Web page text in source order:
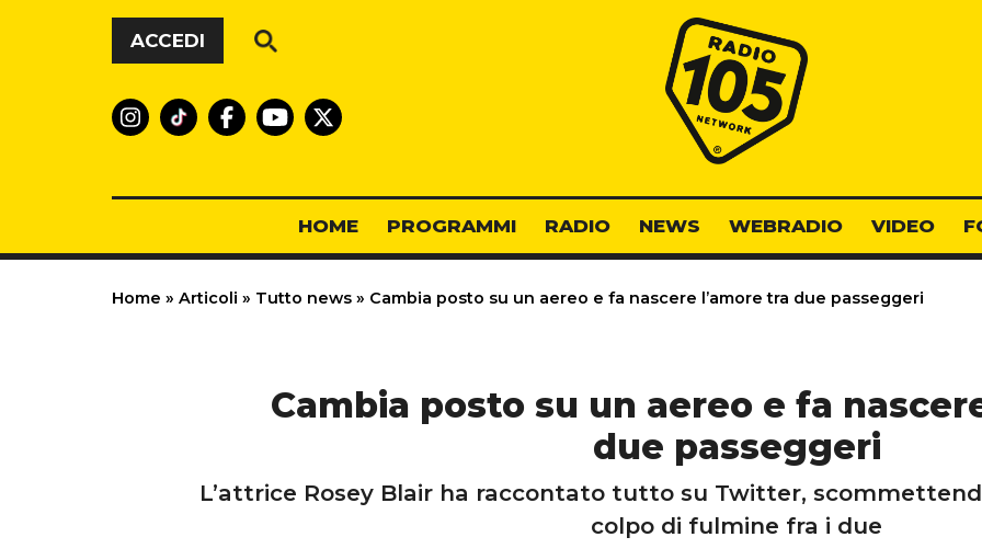
Vai al contenuto
ACCEDI
Radio 105
HOME PROGRAMMI RADIO NEWS WEBRADIO VIDEO
Home » Articoli » Tutto news » Cambia posto su un aereo e fa nascere l’amore tra due passeggeri
Cambia posto su un aereo e fa
due passeggeri
L’attrice Rosey Blair ha raccontato tutto su Twitter,
colpo di fulmine fra i due